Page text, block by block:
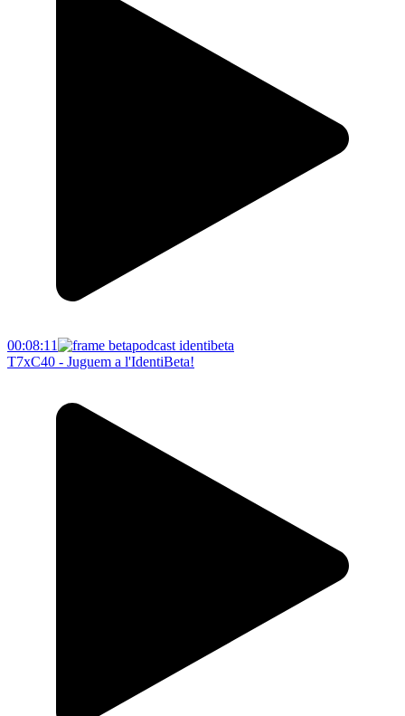
00:08:11
T7xC40 - Juguem a l'IdentiBeta!